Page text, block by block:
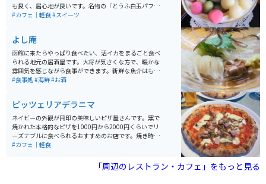
も良く、居心地が良いです。名物の「とうふ白玉パフ
ェ」は見た目も可愛らしくカラフルな和風パフェで、店
憩するのにもってこいのスポットです。
#カフェ｜軽食#スイーツ
よし庵
函館に来たらやっぱり食べたい、活イカをまるごと食べ
られる地元の居酒屋です。大将が気さくな方で、暖かな
雰囲気を感じながら食事ができます。新鮮な魚介はもち
ろん、美味しいお料理がたくさんあるので、その日のオ
満点です。
#食事処 #海鮮#お酒
ピッツェリアデラニマ
ネイビーの外観が目印の美味しいピザ屋さんです。窯で
焼かれた本格的なピザを1000円から2000円くらいでリ
ーズナブルに食べられるおすすめのお店です。焼き時間
もあっという間で待たずに食べられるのも魅力です。店
#カフェ｜軽食
「周辺のレストラン・カフェ」をもっと見る